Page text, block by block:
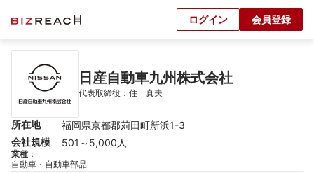
ログイン 会員登録
日産自動車九州株式会社
代表取締役：住　真夫
所在地
福岡県京都郡苅田町新浜1-3
会社規模
501～5,000人
業種 ：
自動車・自動車部品